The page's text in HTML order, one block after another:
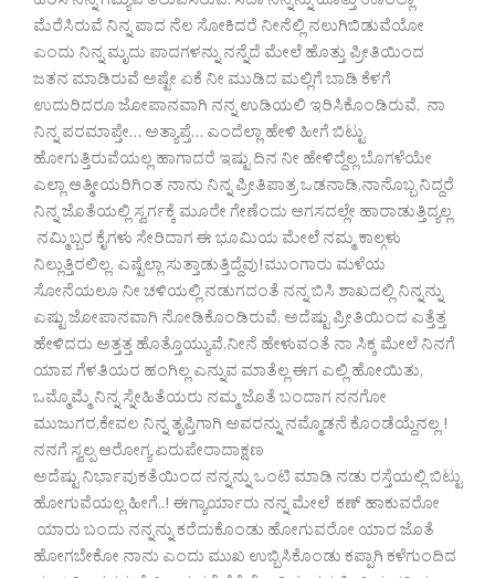
ಮೆರೆಸಿರುವೆ ನಿನ್ನ ಪಾದ ನೆಲ ಸೋಕಿದರೆ ನೀನೆಲ್ಲಿ ನಲುಗಿಬಿಡುವೆಯೋ
ಎಂದು ನಿನ್ನ ಮೃದು ಪಾದಗಳನ್ನು ನನ್ನೆದೆ ಮೇಲೆ ಹೊತ್ತು ಪ್ರೀತಿಯಿಂದ
ಜತನ ಮಾಡಿರುವೆ ಅಷ್ಟೇ ಏಕೆ ನೀ ಮುಡಿದ ಮಲ್ಲಿಗೆ ಬಾಡಿ ಕೆಳಗೆ
ಉದುರಿದರೂ ಜೋಪಾನವಾಗಿ ನನ್ನ ಉಡಿಯಲಿ ಇರಿಸಿಕೊಂಡಿರುವೆ, ನಾ
ನಿನ್ನ ಪರಮಾಪ್ತೇ… ಅತ್ಯಾಪ್ತೆ… ಎಂದೆಲ್ಲಾ ಹೇಳಿ ಹೀಗೆ ಬಿಟ್ಟು
ಹೋಗುತ್ತಿರುವೆಯಲ್ಲ ಹಾಗಾದರೆ ಇಷ್ಟು ದಿನ ನೀ ಹೇಳಿದ್ದೆಲ್ಲ ಬೊಗಳೆಯೇ
ಎಲ್ಲಾ ಆತ್ಮೀಯರಿಗಿಂತ ನಾನು ನಿನ್ನ ಪ್ರೀತಿಪಾತ್ರ ಒಡನಾಡಿ,ನಾನೊಬ್ಬ ನಿದ್ದರೆ
ನಿನ್ನ ಜೊತೆಯಲ್ಲಿ ಸ್ವರ್ಗಕ್ಕೆ ಮೂರೇ ಗೇಣೆಂದು ಆಗಸದಲ್ಲೇ ಹಾರಾಡುತ್ತಿದ್ಯಲ್ಲ
ನಮ್ಮಿಬ್ಬರ ಕೈಗಳು ಸೇರಿದಾಗ ಈ ಭೂಮಿಯ ಮೇಲೆ ನಮ್ಮ ಕಾಲ್ಗಳು
ನಿಲ್ಲುತ್ತಿರಲಿಲ್ಲ. ಎಷ್ಟೆಲ್ಲಾ ಸುತ್ತಾಡುತ್ತಿದ್ದೆವು!ಮುಂಗಾರು ಮಳೆಯ
ಸೋನೆಯಲೂ ನೀ ಚಳಿಯಲ್ಲಿ ನಡುಗದಂತೆ ನನ್ನ ಬಿಸಿ ಶಾಖದಲ್ಲಿ ನಿನ್ನನ್ನು
ಎಷ್ಟು ಜೋಪಾನವಾಗಿ ನೋಡಿಕೊಂಡಿರುವೆ, ಅದೆಷ್ಟು ಪ್ರೀತಿಯಿಂದ ಎತ್ತೆತ್ತ
ಹೇಳಿದರು ಅತ್ತತ್ತ ಹೊತ್ತೊಯ್ಯುವೆ,ನೀನೆ ಹೇಳುವಂತೆ ನಾ ಸಿಕ್ಕ ಮೇಲೆ ನಿನಗೆ
ಯಾವ ಗೆಳತಿಯರ ಹಂಗಿಲ್ಲ ಎನ್ನುವ ಮಾತೆಲ್ಲ ಈಗ ಎಲ್ಲಿ ಹೋಯಿತು,
ಒಮ್ಮೊಮ್ಮೆ ನಿನ್ನ ಸ್ನೇಹಿತೆಯರು ನಮ್ಮ ಜೊತೆ ಬಂದಾಗ ನನಗೋ
ಮುಜುಗರ,ಕೇವಲ ನಿನ್ನ ತೃಪ್ತಿಗಾಗಿ ಅವರನ್ನು ನಮ್ಮೊಡನೆ ಕೊಂಡೆಯ್ದೆನಲ್ಲ !
ನನಗೆ ಸ್ವಲ್ಪ ಆರೋಗ್ಯ ಏರುಪೇರಾದಾಕ್ಷಣ
ಅದೆಷ್ಟು ನಿರ್ಭಾವುಕತೆಯಿಂದ ನನ್ನನ್ನು ಒಂಟಿ ಮಾಡಿ ನಡು ರಸ್ತೆಯಲ್ಲಿ ಬಿಟ್ಟು
ಹೋಗುವೆಯಲ್ಲ ಹೀಗೆ..! ಈಗ್ಯಾರ್ಯಾರು ನನ್ನ ಮೇಲೆ ಕಣ್ ಹಾಕುವರೋ
ಯಾರು ಬಂದು ನನ್ನನ್ನು ಕರೆದುಕೊಂಡು ಹೋಗುವರೋ ಯಾರ ಜೊತೆ
ಹೋಗಬೇಕೋ ನಾನು ಎಂದು ಮುಖ ಉಬ್ಬಿಸಿಕೊಂಡು ಕಪ್ಪಾಗಿ ಕಳೆಗುಂದಿದ